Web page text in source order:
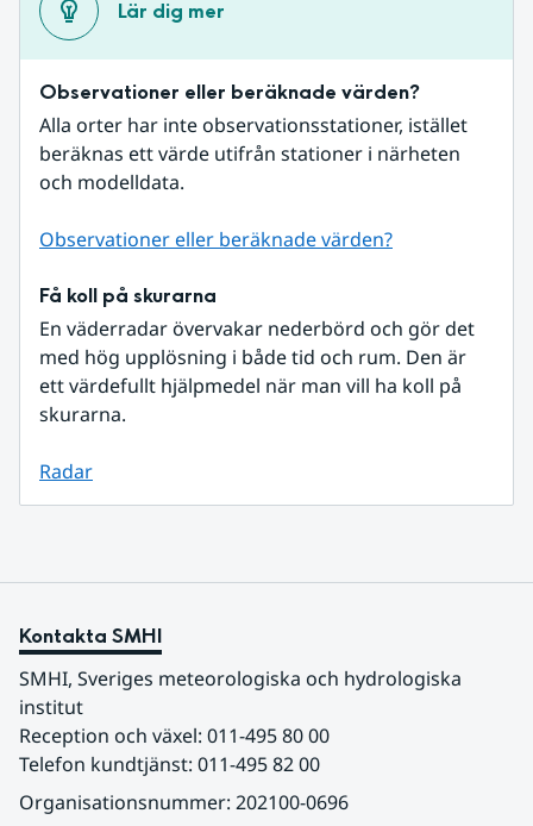
Lär dig mer
Observationer eller beräknade värden?
Alla orter har inte observationsstationer, istället
beräknas ett värde utifrån stationer i närheten
och modelldata.
Observationer eller beräknade värden?
Få koll på skurarna
En väderradar övervakar nederbörd och gör det
med hög upplösning i både tid och rum. Den är
ett värdefullt hjälpmedel när man vill ha koll på
skurarna.
Radar
Kontakta SMHI
SMHI, Sveriges meteorologiska och hydrologiska
institut
Reception och växel: 011-495 80 00
Telefon kundtjänst: 011-495 82 00
Organisationsnummer: 202100-0696